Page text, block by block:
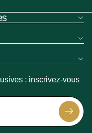
: inscrivez-vous